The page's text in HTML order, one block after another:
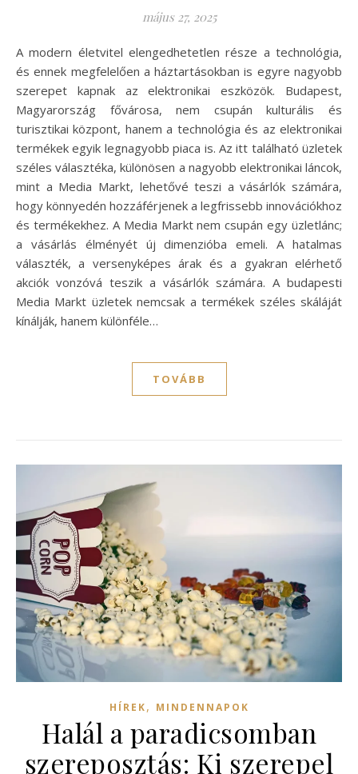
május 27, 2025
A modern életvitel elengedhetetlen része a technológia,
és ennek megfelelően a háztartásokban is egyre nagyobb
szerepet kapnak az elektronikai eszközök. Budapest,
Magyarország fővárosa, nem csupán kulturális és
turisztikai központ, hanem a technológia és az elektronikai
termékek egyik legnagyobb piaca is. Az itt található üzletek
széles választéka, különösen a nagyobb elektronikai láncok,
mint a Media Markt, lehetővé teszi a vásárlók számára,
hogy könnyedén hozzáférjenek a legfrissebb innovációkhoz
és termékekhez. A Media Markt nem csupán egy üzletlánc;
a vásárlás élményét új dimenzióba emeli. A hatalmas
választék, a versenyképes árak és a gyakran elérhető
akciók vonzóvá teszik a vásárlók számára. A budapesti
Media Markt üzletek nemcsak a termékek széles skáláját
kínálják, hanem különféle…
TOVÁBB
HÍREK, MINDENNAPOK
Halál a paradicsomban
szereposztás: Ki szerepel